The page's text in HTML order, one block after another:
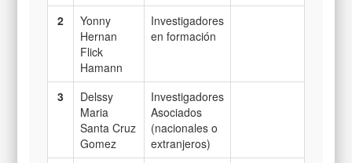
2
Yonny
Hernan
Flick
Hamann
Investigadores
en formación
3
Delssy
Maria
Santa Cruz
Gomez
Investigadores
Asociados
(nacionales o
extranjeros)